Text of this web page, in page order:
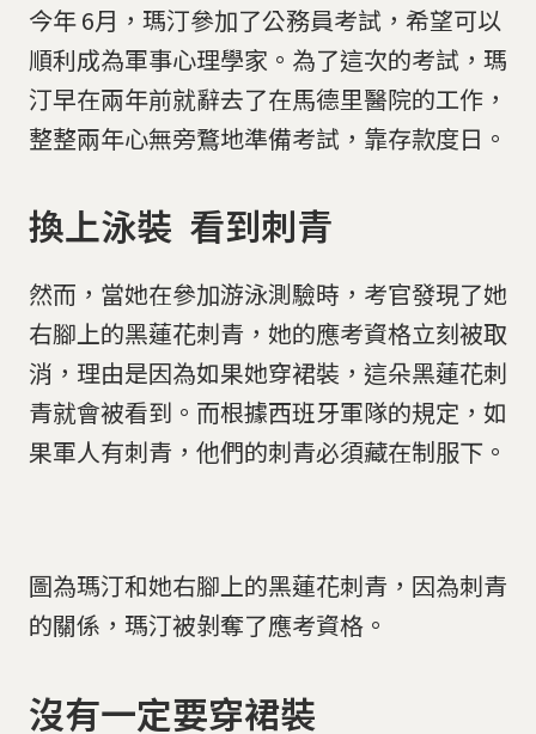
今年 6月，瑪汀參加了公務員考試，希望可以
順利成為軍事心理學家。為了這次的考試，瑪
汀早在兩年前就辭去了在馬德里醫院的工作，
整整兩年心無旁鶩地準備考試，靠存款度日。
換上泳裝 看到刺青
然而，當她在參加游泳測驗時，考官發現了她
右腳上的黑蓮花刺青，她的應考資格立刻被取
消，理由是因為如果她穿裙裝，這朵黑蓮花刺
青就會被看到。而根據西班牙軍隊的規定，如
果軍人有刺青，他們的刺青必須藏在制服下。
圖為瑪汀和她右腳上的黑蓮花刺青，因為刺青
的關係，瑪汀被剝奪了應考資格。
沒有一定要穿裙裝